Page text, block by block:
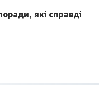
які справді